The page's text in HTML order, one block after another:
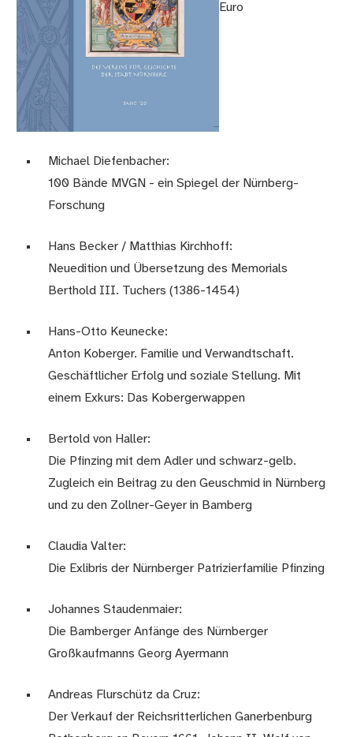
Euro
Michael Diefenbacher:
100 Bände MVGN - ein Spiegel der Nürnberg-
Forschung
Hans Becker / Matthias Kirchhoff:
Neuedition und Übersetzung des Memorials
Berthold III. Tuchers (1386-1454)
Hans-Otto Keunecke:
Anton Koberger. Familie und Verwandtschaft.
Geschäftlicher Erfolg und soziale Stellung. Mit
einem Exkurs: Das Kobergerwappen
Bertold von Haller:
Die Pfinzing mit dem Adler und schwarz-gelb.
Zugleich ein Beitrag zu den Geuschmid in Nürnberg
und zu den Zollner-Geyer in Bamberg
Claudia Valter:
Die Exlibris der Nürnberger Patrizierfamilie Pfinzing
Johannes Staudenmaier:
Die Bamberger Anfänge des Nürnberger
Großkaufmanns Georg Ayermann
Andreas Flurschütz da Cruz:
Der Verkauf der Reichsritterlichen Ganerbenburg